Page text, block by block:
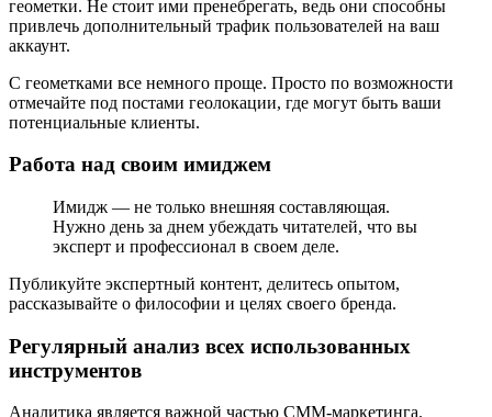
геометки. Не стоит ими пренебрегать, ведь они способны
привлечь дополнительный трафик пользователей на ваш
аккаунт.
С геометками все немного проще. Просто по возможности
отмечайте под постами геолокации, где могут быть ваши
потенциальные клиенты.
Работа над своим имиджем
Имидж — не только внешняя составляющая.
Нужно день за днем убеждать читателей, что вы
эксперт и профессионал в своем деле.
Публикуйте экспертный контент, делитесь опытом,
рассказывайте о философии и целях своего бренда.
Регулярный анализ всех использованных
инструментов
Аналитика является важной частью СММ-маркетинга.